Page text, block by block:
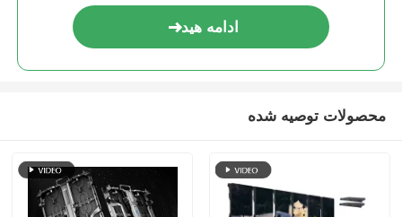
ادامه هید
محصولات توصیه شده